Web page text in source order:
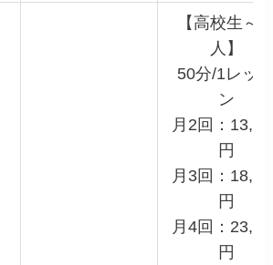
【高校生～
人】
50分/1レッ
ン
月2回：
円
月3回：
円
月4回：
円